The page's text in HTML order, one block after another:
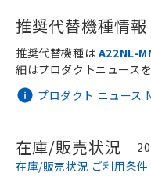
推奨代替機種情報
プロダクト ニュース
推奨代替機種は A22NL-
細はプロダクトニュース
在庫/販売状況
在庫/販売状況 ご利用条件